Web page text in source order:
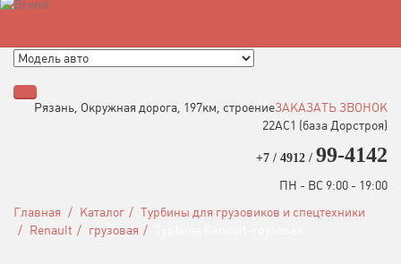
Быстрый поиск турбины
ЗАКАЗАТЬ ЗВОНОК
Рязань, Окружная дорога, 197км, строение
22АC1 (база Дорстроя)
+7 / 4912 / 99-4142
ПН - ВС 9:00 - 19:00
Главная
Каталог
Турбины для грузовиков и спецтехники
Renault
грузовая